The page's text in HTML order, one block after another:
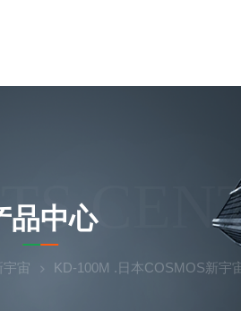
品中心
宇宙 KD-100M .日本COSMOS新宇